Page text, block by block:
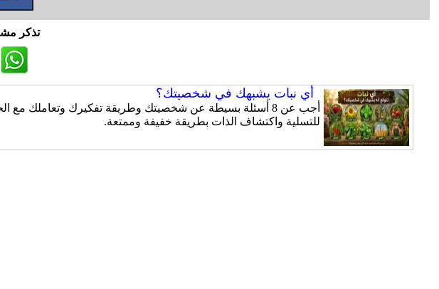
تذكر
أي نبات يشبهك في شخصيتك؟
أجب عن 8 أسئلة بسيطة عن شخصيتك وطريقة تفكيرك وتعاملك
للتسلية واكتشاف الذات بطريقة خفيفة وممتعة.